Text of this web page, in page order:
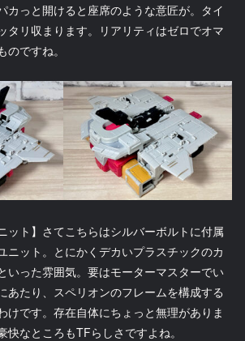
カっと開けると座席のような意匠が。タイ
タリ収まります。リアリティはゼロでオマ
ですね。
ット】さてこちらはシルバーボルトに付属
ニット。とにかくデカいプラスチックのカ
いった雰囲気。要はモーターマスターでい
あたり、スペリオンのフレームを構成する
けです。存在自体にちょっと無理がありま
なところもTFらしさですよね。